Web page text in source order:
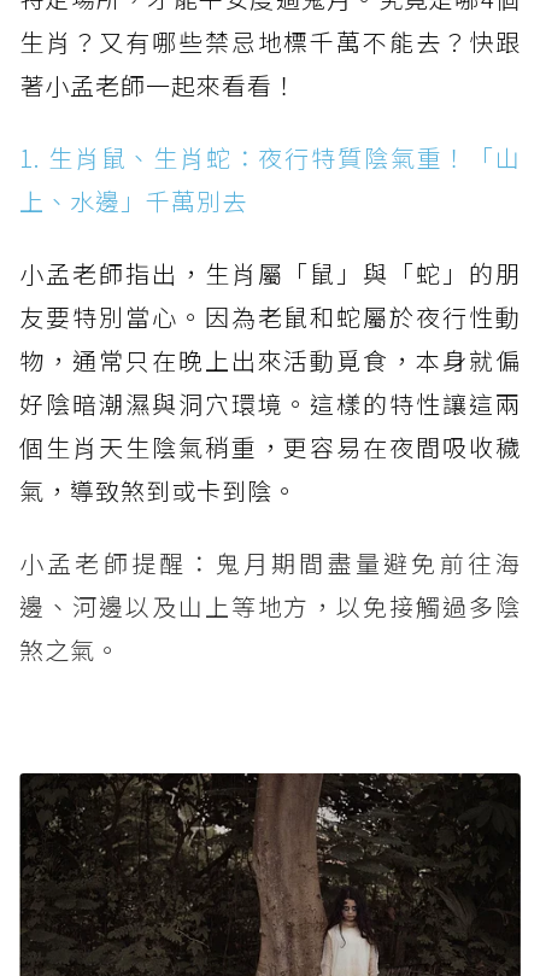
生肖？又有哪些禁忌地標千萬不能去？快跟
著小孟老師一起來看看！
1. 生肖鼠、生肖蛇：夜行特質陰氣重！「山
上、水邊」千萬別去
小孟老師指出，生肖屬「鼠」與「蛇」的朋
友要特別當心。因為老鼠和蛇屬於夜行性動
物，通常只在晚上出來活動覓食，本身就偏
好陰暗潮濕與洞穴環境。這樣的特性讓這兩
個生肖天生陰氣稍重，更容易在夜間吸收穢
氣，導致煞到或卡到陰。
小孟老師提醒：鬼月期間盡量避免前往海
邊、河邊以及山上等地方，以免接觸過多陰
煞之氣。